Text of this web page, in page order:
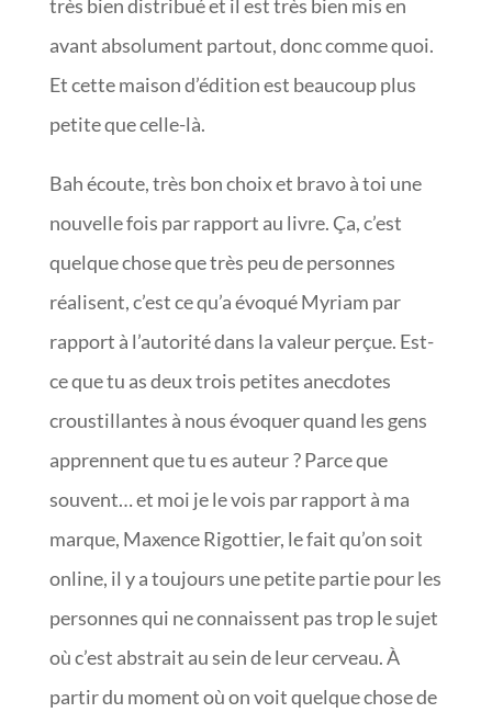
très bien distribué et il est très bien mis en
avant absolument partout, donc comme quoi.
Et cette maison d’édition est beaucoup plus
petite que celle-là.
Bah écoute, très bon choix et bravo à toi une
nouvelle fois par rapport au livre. Ça, c’est
quelque chose que très peu de personnes
réalisent, c’est ce qu’a évoqué Myriam par
rapport à l’autorité dans la valeur perçue. Est-
ce que tu as deux trois petites anecdotes
croustillantes à nous évoquer quand les gens
apprennent que tu es auteur ? Parce que
souvent… et moi je le vois par rapport à ma
marque, Maxence Rigottier, le fait qu’on soit
online, il y a toujours une petite partie pour les
personnes qui ne connaissent pas trop le sujet
où c’est abstrait au sein de leur cerveau. À
partir du moment où on voit quelque chose de